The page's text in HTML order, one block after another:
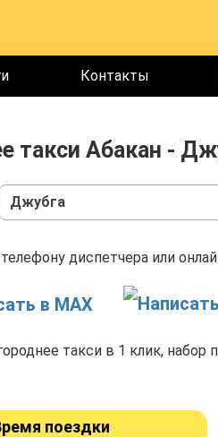
Контакты
такси Абакан -
Джубга
диспетчера или
в MAX
такси в 1 клик, набор
поездки